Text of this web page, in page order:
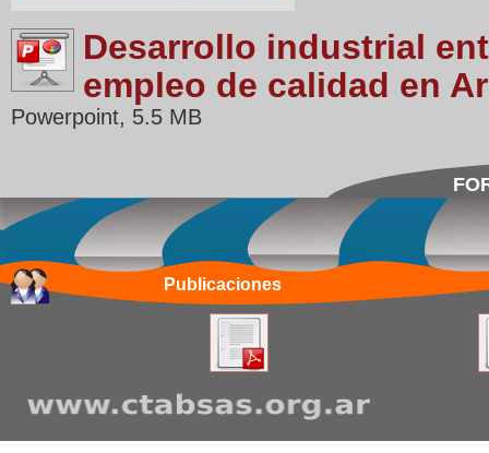
Desarrollo industrial
empleo de calidad en
Powerpoint, 5.5 MB
Publicaciones